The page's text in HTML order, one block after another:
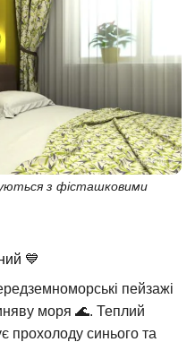
з фісташковими
💙
пейзажі
моря 🌊. Теплий
прохолоду синього та